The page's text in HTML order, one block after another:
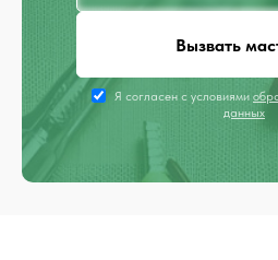
Вызвать
Я согласен с условиями
данных